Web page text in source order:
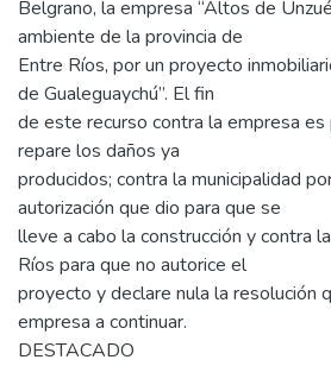
Belgrano, la empresa “Altos de
ambiente de la provincia de
Entre Ríos, por un proyecto
de Gualeguaychú”. El fin
de este recurso contra la empresa
repare los daños ya
producidos; contra la municipalidad
autorización que dio para que se
lleve a cabo la construcción y contra
Ríos para que no autorice el
proyecto y declare nula la resolución
empresa a continuar.
DESTACADO